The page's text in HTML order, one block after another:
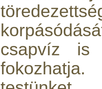
csapvíz is